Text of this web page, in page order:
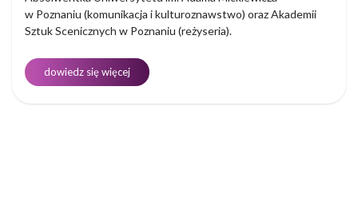
w Poznaniu (komunikacja i kulturoznawstwo) oraz Akademii
Sztuk Scenicznych w Poznaniu (reżyseria).
dowiedz się więcej